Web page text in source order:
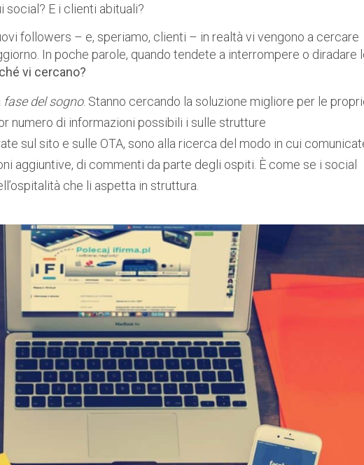
E i clienti abituali?
followers – e, speriamo, clienti – in realtà vi vengono a cercare
In poche parole, quando tendete a interrompere o diradare
vi cercano?
fase del sogno. Stanno cercando la soluzione migliore per le
numero di informazioni possibili i sulle strutture
sul sito e sulle OTA, sono alla ricerca del modo in cui
aggiuntive, di commenti da parte degli ospiti. È come se i social
che li aspetta in struttura.